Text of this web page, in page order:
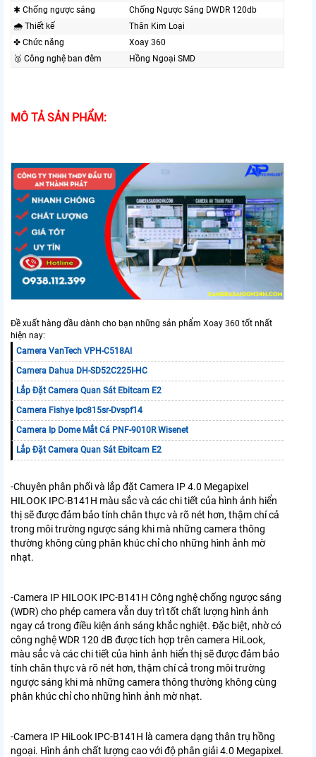
✱ Chống ngược sáng
Chống Ngược Sáng DWDR 120db
🌧️ Thiết kế
Thân Kim Loại
✤ Chức năng
Xoay 360
🥉 Công nghệ ban đêm
Hồng Ngoại SMD
MÔ TẢ SẢN PHẨM:
Đề xuất hàng đầu dành cho bạn những sản phẩm Xoay 360 tốt nhất
hiện nay:
Camera VanTech VPH-C518AI
Camera Dahua DH-SD52C225I-HC
Lắp Đặt Camera Quan Sát Ebitcam E2
Camera Fishye Ipc815sr-Dvspf14
Camera Ip Dome Mắt Cá PNF-9010R Wisenet
Lắp Đặt Camera Quan Sát Ebitcam E2
-Chuyên phân phối và lắp đặt Camera IP 4.0 Megapixel
HILOOK IPC-B141H màu sắc và các chi tiết của hình ảnh hiển
thị sẽ được đảm bảo tính chân thực và rõ nét hơn, thậm chí cả
trong môi trường ngược sáng khi mà những camera thông
thường không cùng phân khúc chỉ cho những hình ảnh mờ
nhạt.
-Camera IP HILOOK IPC-B141H Công nghệ chống ngược sáng
(WDR) cho phép camera vẫn duy trì tốt chất lượng hình ảnh
ngay cả trong điều kiện ánh sáng khắc nghiệt. Đặc biệt, nhờ có
công nghệ WDR 120 dB được tích hợp trên camera HiLook,
màu sắc và các chi tiết của hình ảnh hiển thị sẽ được đảm bảo
tính chân thực và rõ nét hơn, thậm chí cả trong môi trường
ngược sáng khi mà những camera thông thường không cùng
phân khúc chỉ cho những hình ảnh mờ nhạt.
-Camera IP HiLook IPC-B141H là camera dạng thân trụ hồng
ngoại. Hình ảnh chất lượng cao với độ phân giải 4.0 Megapixel.